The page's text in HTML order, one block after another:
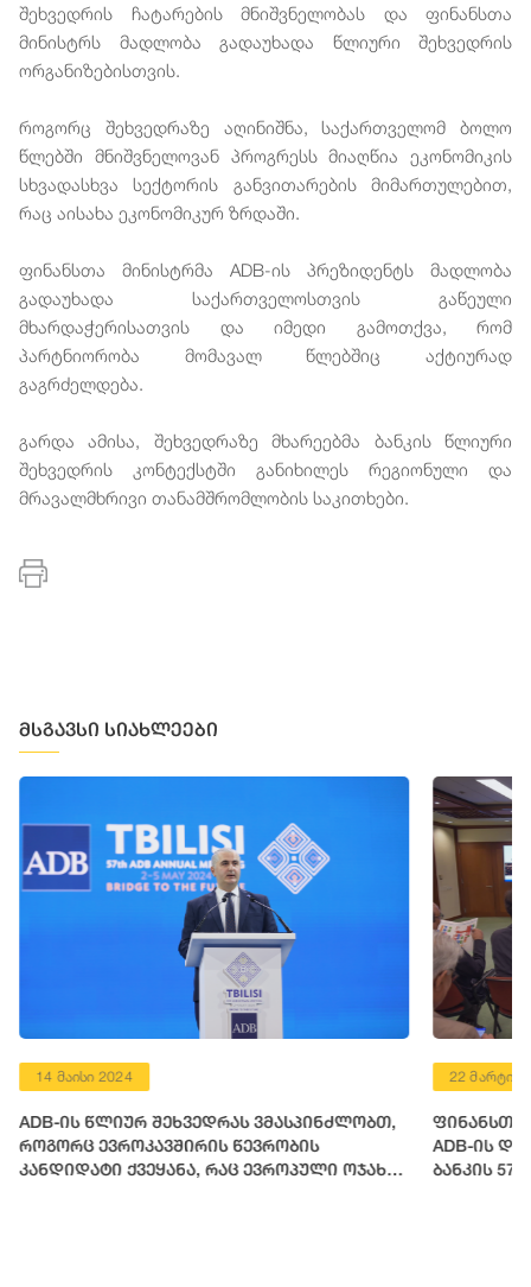
შეხვედრის ჩატარების მნიშვნელობას და ფინანსთა
მინისტრს მადლობა გადაუხადა წლიური შეხვედრის
ორგანიზებისთვის.
როგორც შეხვედრაზე აღინიშნა, საქართველომ ბოლო
წლებში მნიშვნელოვან პროგრესს მიაღწია ეკონომიკის
სხვადასხვა სექტორის განვითარების მიმართულებით,
რაც აისახა ეკონომიკურ ზრდაში.
ფინანსთა მინისტრმა ADB-ის პრეზიდენტს მადლობა
გადაუხადა საქართველოსთვის გაწეული
მხარდაჭერისათვის და იმედი გამოთქვა, რომ
პარტნიორობა მომავალ წლებშიც აქტიურად
გაგრძელდება.
გარდა ამისა, შეხვედრაზე მხარეებმა ბანკის წლიური
შეხვედრის კონტექსტში განიხილეს რეგიონული და
მრავალმხრივი თანამშრომლობის საკითხები.
მსგავსი სიახლეები
14 მაისი 2024
ADB-ის წლიურ შეხვედრას ვმასპინძლობთ,
როგორც ევროკავშირის წევრობის
კანდიდატი ქვეყანა, რაც ევროპული ოჯახის
22 მარტი
ფინანსთა
ADB-ის
ბანკის